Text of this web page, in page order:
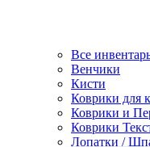
Все
Венчики
Кисти
Коврики для
Коврики и
Коврики
Лопатки /